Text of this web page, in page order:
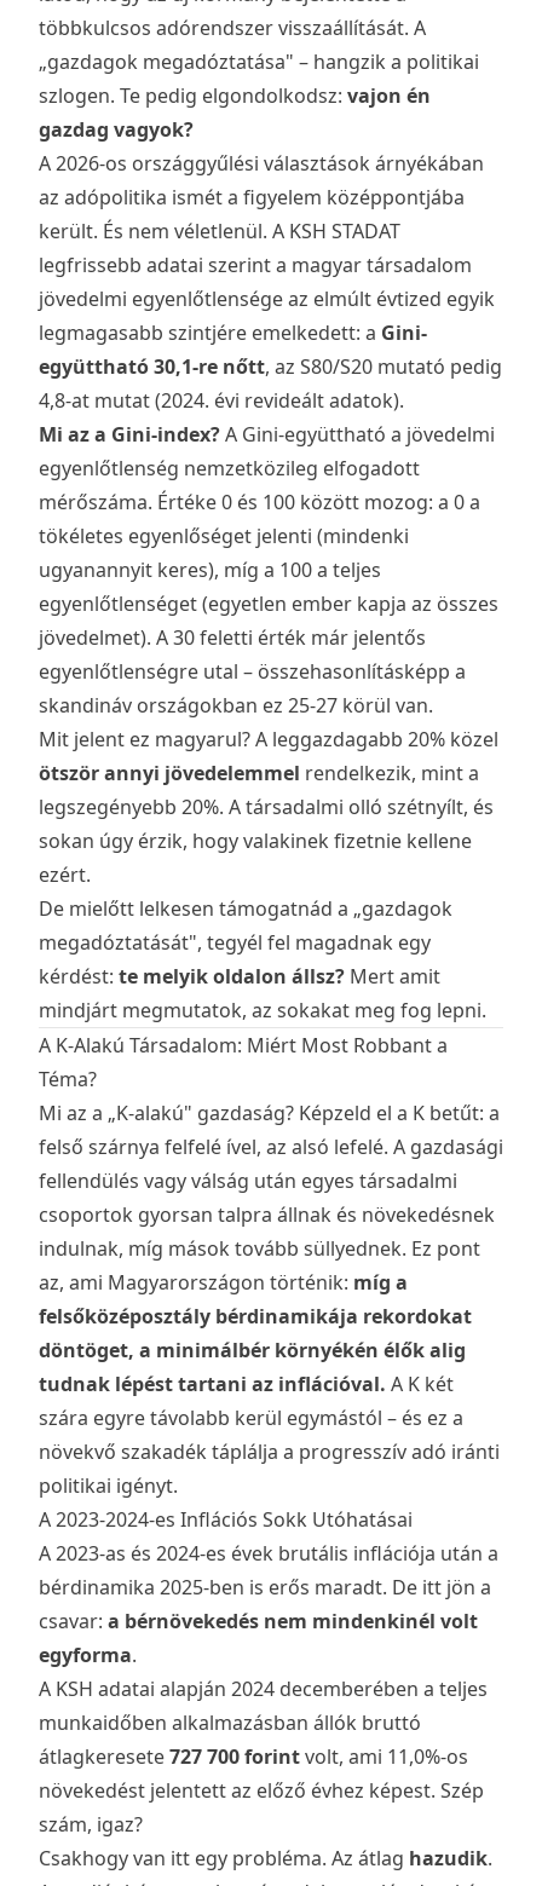
többkulcsos adórendszer visszaállítását. A
„gazdagok megadóztatása" – hangzik a politikai
szlogen. Te pedig elgondolkodsz: vajon én
gazdag vagyok?
A 2026-os országgyűlési választások árnyékában
az adópolitika ismét a figyelem középpontjába
került. És nem véletlenül. A KSH STADAT
legfrissebb adatai szerint a magyar társadalom
jövedelmi egyenlőtlensége az elmúlt évtized egyik
legmagasabb szintjére emelkedett: a Gini-
együttható 30,1-re nőtt, az S80/S20 mutató pedig
4,8-at mutat (2024. évi revideált adatok).
Mi az a Gini-index?A Gini-együttható a jövedelmi
egyenlőtlenség nemzetközileg elfogadott
mérőszáma. Értéke 0 és 100 között mozog: a 0 a
tökéletes egyenlőséget jelenti (mindenki
ugyanannyit keres), míg a 100 a teljes
egyenlőtlenséget (egyetlen ember kapja az összes
jövedelmet). A 30 feletti érték már jelentős
egyenlőtlenségre utal – összehasonlításképp a
skandináv országokban ez 25-27 körül van.
Mit jelent ez magyarul? A leggazdagabb 20% közel
ötször annyi jövedelemmel rendelkezik, mint a
legszegényebb 20%. A társadalmi olló szétnyílt, és
sokan úgy érzik, hogy valakinek fizetnie kellene
ezért.
De mielőtt lelkesen támogatnád a „gazdagok
megadóztatását", tegyél fel magadnak egy
kérdést: te melyik oldalon állsz? Mert amit
mindjárt megmutatok, az sokakat meg fog lepni.
A K-Alakú Társadalom: Miért Most Robbant a
Téma?
Mi az a „K-alakú" gazdaság? Képzeld el a K betűt: a
felső szárnya felfelé ível, az alsó lefelé. A gazdasági
fellendülés vagy válság után egyes társadalmi
csoportok gyorsan talpra állnak és növekedésnek
indulnak, míg mások tovább süllyednek. Ez pont
az, ami Magyarországon történik: míg a
felsőközéposztály bérdinamikája rekordokat
döntöget, a minimálbér környékén élők alig
tudnak lépést tartani az inflációval. A K két
szára egyre távolabb kerül egymástól – és ez a
növekvő szakadék táplálja a progresszív adó iránti
politikai igényt.
A 2023-2024-es Inflációs Sokk Utóhatásai
A 2023-as és 2024-es évek brutális inflációja után a
bérdinamika 2025-ben is erős maradt. De itt jön a
csavar: a bérnövekedés nem mindenkinél volt
egyforma.
A KSH adatai alapján 2024 decemberében a teljes
munkaidőben alkalmazásban állók bruttó
átlagkeresete727 700 forintvolt, ami 11,0%-os
növekedést jelentett az előző évhez képest. Szép
szám, igaz?
Csakhogy van itt egy probléma. Az átlag hazudik.